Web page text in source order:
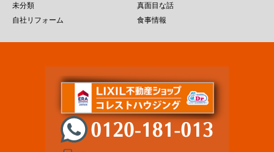
未分類
真面目な話
自社リフォーム
食事情報